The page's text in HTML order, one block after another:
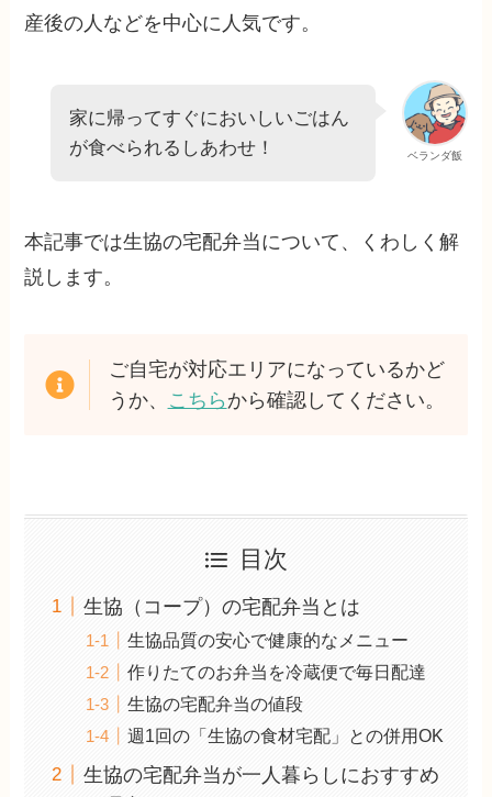
産後の人などを中心に人気です。
ベランダ飯
家に帰ってすぐにおいしいごはん
が食べられるしあわせ！
本記事では生協の宅配弁当について、くわしく解
説します。
ご自宅が対応エリアになっているかど
うか、
こちら から確認してください。
目次
生協（コープ）の宅配弁当とは
生協品質の安心で健康的なメニュー
作りたてのお弁当を冷蔵便で毎日配達
生協の宅配弁当の値段
週1回の「生協の食材宅配」との併用OK
生協の宅配弁当が一人暮らしにおすすめ